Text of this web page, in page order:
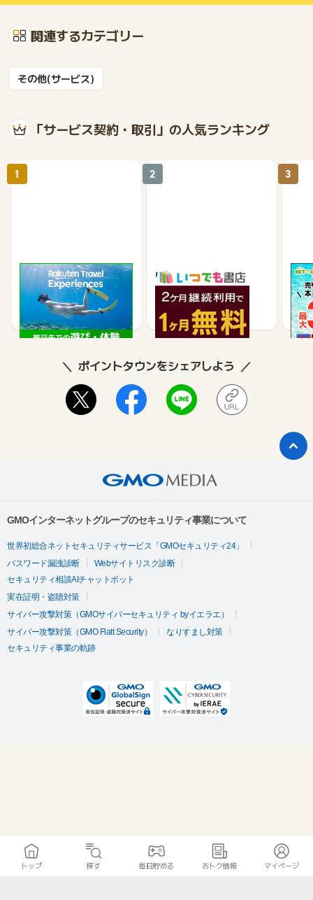
関連するカテゴリー
その他(サービス)
「サービス契約・取引」の人気ランキング
楽天トラベル観光体験
2.5%
1
いつでも書店
990
2
【
買取
3
ポイントタウンをシェアしよう
GMOインターネットグループのセキュリティ事業について
世界初総合ネットセキュリティサービス「GMOセキュリティ24」
パスワード漏洩診断
Webサイトリスク診断
セキュリティ相談AIチャットボット
実在証明・盗聴対策
サイバー攻撃対策（GMOサイバーセキュリティ byイエラエ）
サイバー攻撃対策（GMO Flatt Security）
なりすまし対策
セキュリティ事業の軌跡
トップ 探す 毎日貯める おトク情報 マイページ